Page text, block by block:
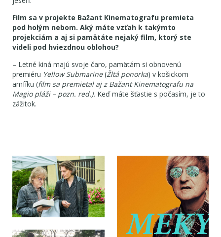
Film sa v projekte Bažant Kinematografu premieta
pod holým nebom. Aký máte vzťah k takýmto
projekciám a aj si pamätáte nejaký film, ktorý ste
videli pod hviezdnou oblohou?
– Letné kiná majú svoje čaro, pamätám si obnovenú
premiéru Yellow Submarine(Žltá ponorka) v košickom
amfíku (film sa premietal aj z Bažant Kinematografu na
Magio pláži – pozn. red.). Keď máte šťastie s počasím, je to
zážitok.